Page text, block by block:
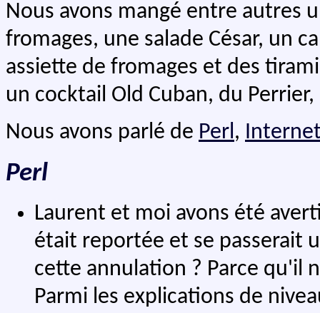
Nous avons mangé entre autres
fromages, une salade César, un
assiette de fromages et des
un cocktail Old Cuban, du
Nous avons parlé de Perl,
Perl
Laurent et moi avons été
était reportée et se passerait
cette annulation ? Parce qu'il
Parmi les explications de